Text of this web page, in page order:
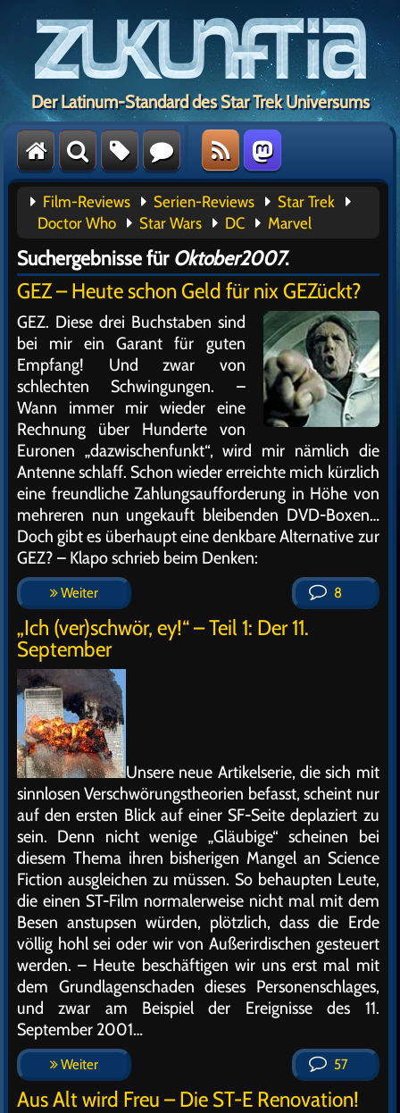
Der Latinum-Standard des Star Trek Universums
Film-Reviews Serien-Reviews
Star Trek
Doctor Who
Star Wars DC Marvel
Suchergebnisse für Oktober2007.
GEZ – Heute schon Geld für nix GEZückt?
GEZ. Diese drei Buchstaben sind
bei mir ein Garant für guten
Empfang! Und zwar von
schlechten Schwingungen. –
Wann immer mir wieder eine
Rechnung über Hunderte von
Euronen „dazwischenfunkt“, wird mir nämlich die
Antenne schlaff. Schon wieder erreichte mich kürzlich
eine freundliche Zahlungsaufforderung in Höhe von
mehreren nun ungekauft bleibenden DVD-Boxen…
Doch gibt es überhaupt eine denkbare Alternative zur
GEZ? – Klapo schrieb beim Denken:
Weiter 8
„Ich (ver)schwör, ey!“ – Teil 1: Der 11.
September
Unsere neue Artikelserie, die sich mit
sinnlosen Verschwörungstheorien befasst, scheint nur
auf den ersten Blick auf einer SF-Seite deplaziert zu
sein. Denn nicht wenige „Gläubige“ scheinen bei
diesem Thema ihren bisherigen Mangel an Science
Fiction ausgleichen zu müssen. So behaupten Leute,
die einen ST-Film normalerweise nicht mal mit dem
Besen anstupsen würden, plötzlich, dass die Erde
völlig hohl sei oder wir von Außerirdischen gesteuert
werden. – Heute beschäftigen wir uns erst mal mit
dem Grundlagenschaden dieses Personenschlages,
und zwar am Beispiel der Ereignisse des 11.
September 2001…
Weiter 57
Aus Alt wird Freu – Die ST-E Renovation!